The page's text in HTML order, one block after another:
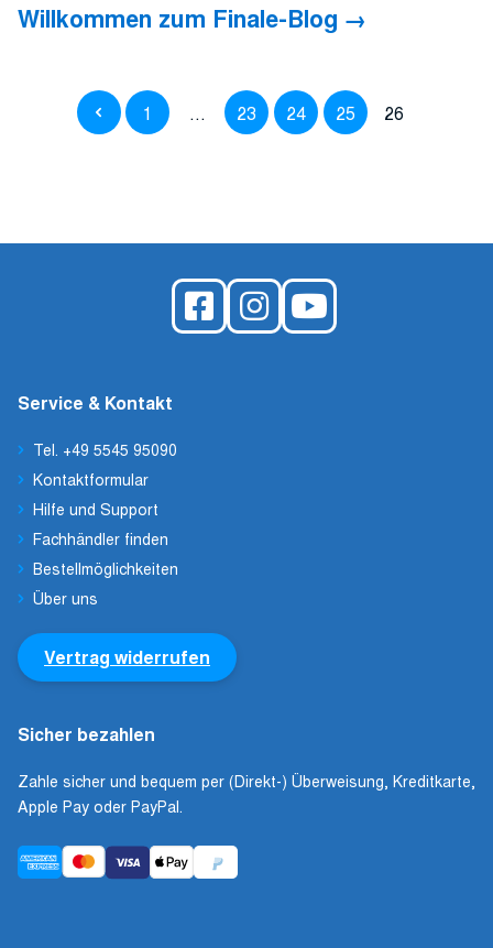
Willkommen zum Finale-Blog
1 … 23 24 25 26
Service & Kontakt
Tel. +49 5545 95090
Kontaktformular
Hilfe und Support
Fachhändler finden
Bestellmöglichkeiten
Über uns
Vertrag widerrufen
Sicher bezahlen
Zahle sicher und bequem per (Direkt-) Überweisung, Kreditkarte,
Apple Pay oder PayPal.